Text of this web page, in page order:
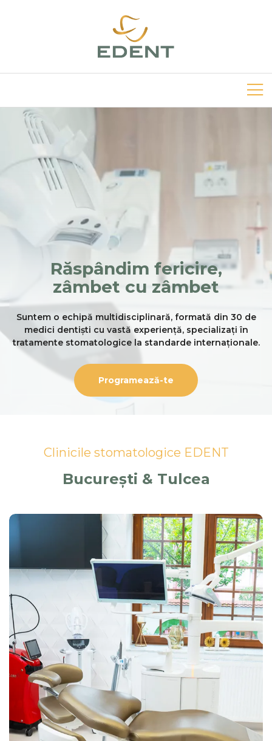
Răspândim fericire,
zâmbet cu zâmbet
Suntem o echipă multidisciplinară, formată din 30 de
medici dentiști cu vastă experiență, specializați în
tratamente stomatologice la standarde internaționale.
Programează-te
Clinicile stomatologice EDENT
București & Tulcea